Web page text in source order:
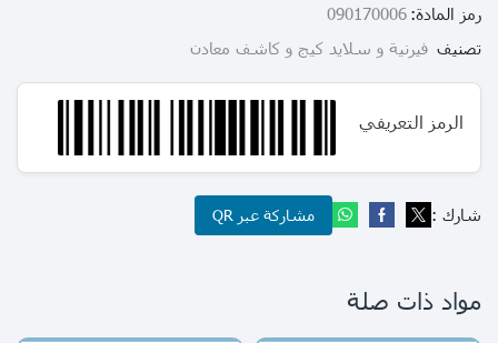
رمز المادة: 090170006
تصنيف فيرنية و سلايد كيج و كاشف معادن
الرمز التعريفي
شارك : مشاركة عبر QR
مواد ذات صلة